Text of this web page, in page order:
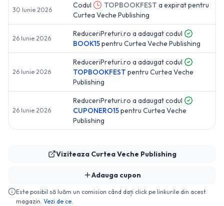
Viziteaza Curtea Veche Publishing
Adauga cupon
Este posibil să luăm un comision când dați click pe linkurile din acest
magazin. Vezi de ce.
30 Iunie 2026
Codul TOPBOOKFEST a expirat pentru
Curtea Veche Publishing
26 Iunie 2026
ReduceriPreturi.ro a adaugat codul
BOOK15pentru Curtea Veche Publishing
26 Iunie 2026
ReduceriPreturi.ro a adaugat codul
TOPBOOKFEST pentru Curtea Veche
Publishing
26 Iunie 2026
ReduceriPreturi.ro a adaugat codul
CUPONERO15pentru Curtea Veche
Publishing